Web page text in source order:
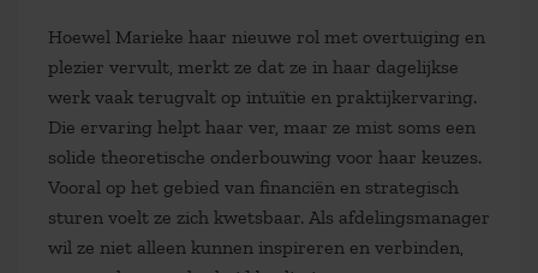
Hoewel Marieke haar nieuwe rol met overtuiging en
plezier vervult, merkt ze dat ze in haar dagelijkse
werk vaak terugvalt op intuïtie en praktijkervaring.
Die ervaring helpt haar ver, maar ze mist soms een
solide theoretische onderbouwing voor haar keuzes.
Vooral op het gebied van financiën en strategisch
sturen voelt ze zich kwetsbaar. Als afdelingsmanager
wil ze niet alleen kunnen inspireren en verbinden,